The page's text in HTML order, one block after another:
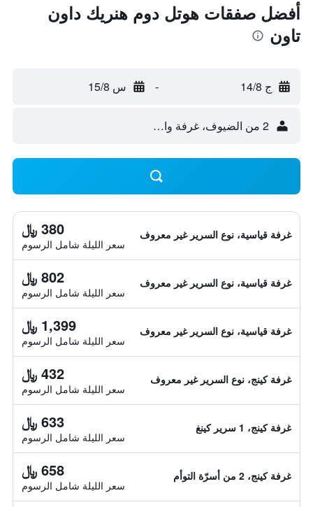
أفضل صفقات هوتل دوم هنريك داون
تاون
ج 14/8 - س 15/8
2 من الضيوف، غرفة واحدة
غرفة قياسية، نوع السرير غير معروف 380 ﷼
سعر الليلة شامل الرسوم
غرفة قياسية، نوع السرير غير معروف 802 ﷼
سعر الليلة شامل الرسوم
غرفة قياسية، نوع السرير غير معروف 1,399 ﷼
سعر الليلة شامل الرسوم
غرفة كينج، نوع السرير غير معروف 432 ﷼
سعر الليلة شامل الرسوم
غرفة كينج، 1 سرير كينغ 633 ﷼
سعر الليلة شامل الرسوم
غرفة كينج، 2 من أسرّة التوأم 658 ﷼
سعر الليلة شامل الرسوم